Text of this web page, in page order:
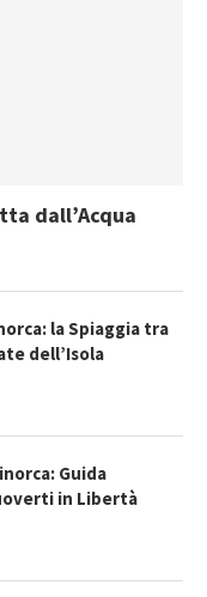
dall’Acqua
la Spiaggia tra
dell’Isola
Guida
in Libertà